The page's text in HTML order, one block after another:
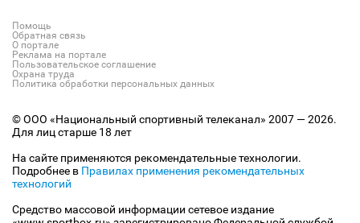
Помощь
Обратная связь
О портале
Реклама на портале
Пользовательское соглашение
Охрана труда
Политика обработки персональных данных
© ООО «Национальный спортивный телеканал» 2007 — 2026.
Для лиц старше 18 лет
На сайте применяются рекомендательные технологии.
Подробнее в Правилах применения рекомендательных
технологий
Средство массовой информации сетевое издание